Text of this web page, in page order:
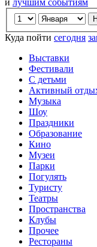
и лучшим событиям
Куда пойти сегодня
Выставки
Фестивали
С детьми
Активный
Музыка
Шоу
Праздники
Образование
Кино
Музеи
Парки
Погулять
Туристу
Театры
Пространства
Клубы
Прочее
Рестораны